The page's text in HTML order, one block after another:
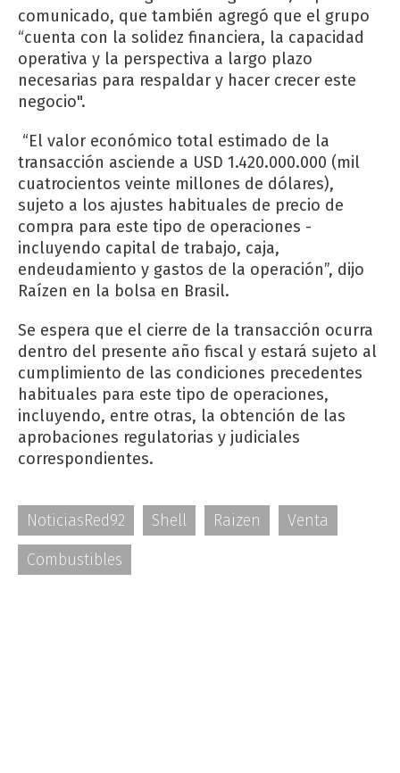
comunicado, que también agregó que el grupo
“cuenta con la solidez financiera, la capacidad
operativa y la perspectiva a largo plazo
necesarias para respaldar y hacer crecer este
negocio".
“El valor económico total estimado de la
transacción asciende a USD 1.420.000.000 (mil
cuatrocientos veinte millones de dólares),
sujeto a los ajustes habituales de precio de
compra para este tipo de operaciones -
incluyendo capital de trabajo, caja,
endeudamiento y gastos de la operación”, dijo
Raízen en la bolsa en Brasil.
Se espera que el cierre de la transacción ocurra
dentro del presente año fiscal y estará sujeto al
cumplimiento de las condiciones precedentes
habituales para este tipo de operaciones,
incluyendo, entre otras, la obtención de las
aprobaciones regulatorias y judiciales
correspondientes.
NoticiasRed92 Shell Raizen
Venta
Combustibles